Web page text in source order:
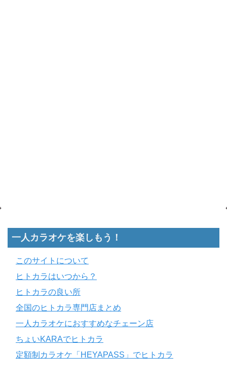
一人カラオケを楽しもう！
このサイトについて
ヒトカラはいつから？
ヒトカラの良い所
全国のヒトカラ専門店まとめ
一人カラオケにおすすめなチェーン店
ちょいKARAでヒトカラ
定額制カラオケ「HEYAPASS」でヒトカラ